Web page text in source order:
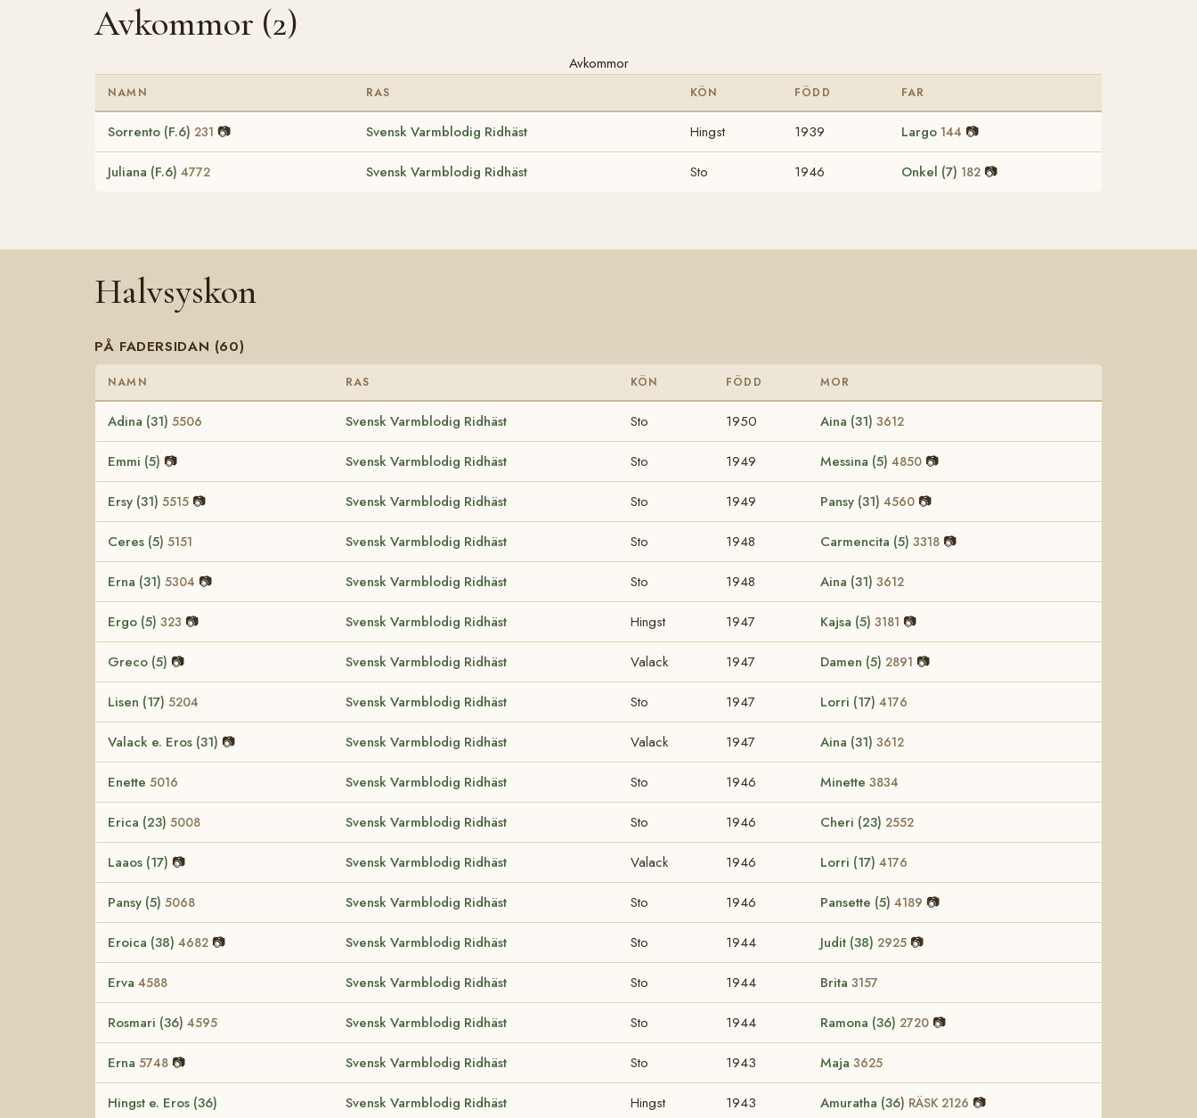
Avkommor (2)
Avkommor
NAMN RAS KÖN FÖDD FAR
Sorrento (F.6) 231 📷 Svensk Varmblodig Ridhäst Hingst 1939 Largo 144 📷
Juliana (F.6) 4772 Svensk Varmblodig Ridhäst Sto 1946 Onkel (7) 182 📷
Halvsyskon
PÅ FADERSIDAN (60)
NAMN RAS KÖN FÖDD MOR
Adina (31) 5506 Svensk Varmblodig Ridhäst Sto 1950 Aina (31) 3612
Emmi (5) 📷 Svensk Varmblodig Ridhäst Sto 1949 Messina (5) 4850 📷
Ersy (31) 5515 📷 Svensk Varmblodig Ridhäst Sto 1949 Pansy (31) 4560 📷
Ceres (5) 5151 Svensk Varmblodig Ridhäst Sto 1948 Carmencita (5) 3318 📷
Erna (31) 5304 📷 Svensk Varmblodig Ridhäst Sto 1948 Aina (31) 3612
Ergo (5) 323 📷 Svensk Varmblodig Ridhäst Hingst 1947 Kajsa (5) 3181 📷
Greco (5) 📷 Svensk Varmblodig Ridhäst Valack 1947 Damen (5) 2891 📷
Lisen (17) 5204 Svensk Varmblodig Ridhäst Sto 1947 Lorri (17) 4176
Valack e. Eros (31) 📷 Svensk Varmblodig Ridhäst Valack 1947 Aina (31) 3612
Enette 5016 Svensk Varmblodig Ridhäst Sto 1946 Minette 3834
Erica (23) 5008 Svensk Varmblodig Ridhäst Sto 1946 Cheri (23) 2552
Laaos (17) 📷 Svensk Varmblodig Ridhäst Valack 1946 Lorri (17) 4176
Pansy (5) 5068 Svensk Varmblodig Ridhäst Sto 1946 Pansette (5) 4189 📷
Eroica (38) 4682 📷 Svensk Varmblodig Ridhäst Sto 1944 Judit (38) 2925 📷
Erva 4588 Svensk Varmblodig Ridhäst Sto 1944 Brita 3157
Rosmari (36) 4595 Svensk Varmblodig Ridhäst Sto 1944 Ramona (36) 2720 📷
Erna 5748 📷 Svensk Varmblodig Ridhäst Sto 1943 Maja 3625
Hingst e. Eros (36) Svensk Varmblodig Ridhäst Hingst 1943 Amuratha (36) RÄSK 2126 📷